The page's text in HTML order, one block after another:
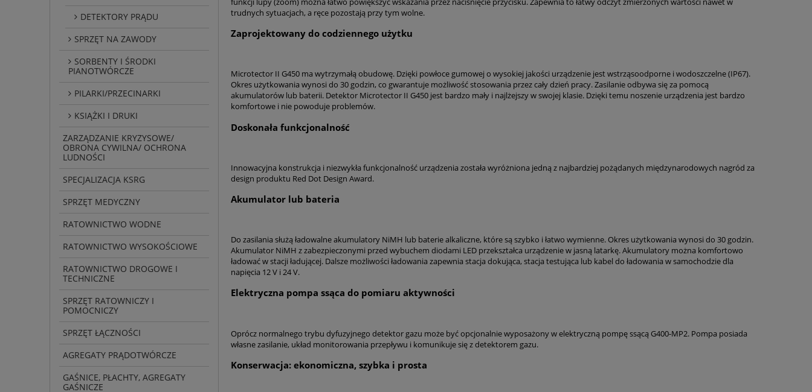
DETEKTORY PRĄDU
SPRZĘT NA ZAWODY
SORBENTY I ŚRODKI
PIANOTWÓRCZE
PILARKI/PRZECINARKI
KSIĄŻKI I DRUKI
ZARZĄDZANIE KRYZYSOWE/
OBRONA CYWILNA/ OCHRONA
LUDNOŚCI
SPECJALIZACJA KSRG
SPRZĘT MEDYCZNY
RATOWNICTWO WODNE
RATOWNICTWO WYSOKOŚCIOWE
RATOWNICTWO DROGOWE I
TECHNICZNE
SPRZĘT RATOWNICZY I
POMOCNICZY
SPRZĘT ŁĄCZNOŚCI
AGREGATY PRĄDOTWÓRCZE
GAŚNICE, PŁACHTY, AGREGATY
GAŚNICZE
trudnych sytuacjach, a ręce pozostają przy tym wolne.
Zaprojektowany do codziennego użytku
Microtector II G450 ma wytrzymałą obudowę. Dzięki powłoce gumowej o wysokiej jakości urządzenie jest wstrząsoodporne i wodoszczelne (IP67).
Okres użytkowania wynosi do 30 godzin, co gwarantuje możliwość stosowania przez cały dzień pracy. Zasilanie odbywa się za pomocą
akumulatorów lub baterii. Detektor Microtector II G450 jest bardzo mały i najlżejszy w swojej klasie. Dzięki temu noszenie urządzenia jest bardzo
komfortowe i nie powoduje problemów.
Doskonała funkcjonalność
Innowacyjna konstrukcja i niezwykła funkcjonalność urządzenia została wyróżniona jedną z najbardziej pożądanych międzynarodowych nagród za
design produktu Red Dot Design Award.
Akumulator lub bateria
Do zasilania służą ładowalne akumulatory NiMH lub baterie alkaliczne, które są szybko i łatwo wymienne. Okres użytkowania wynosi do 30 godzin.
Akumulator NiMH z zabezpieczonymi przed wybuchem diodami LED przekształca urządzenie w jasną latarkę. Akumulatory można komfortowo
ładować w stacji ładującej. Dalsze możliwości ładowania zapewnia stacja dokująca, stacja testująca lub kabel do ładowania w samochodzie dla
napięcia 12 V i 24 V.
Elektryczna pompa ssąca do pomiaru aktywności
Oprócz normalnego trybu dyfuzyjnego detektor gazu może być opcjonalnie wyposażony w elektryczną pompę ssącą G400-MP2. Pompa posiada
własne zasilanie, układ monitorowania przepływu i komunikuje się z detektorem gazu.
Konserwacja: ekonomiczna, szybka i prosta